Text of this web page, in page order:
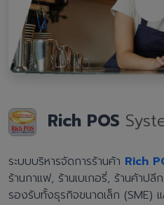
Rich POS
ระบบบริหารจัดการร้านค้า Rich
ร้านกาแฟ, ร้านเบเกอรี่, ร้านค้าปลี
รองรับทั้งธุรกิจขนาดเล็ก (SME)